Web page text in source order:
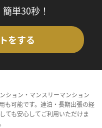
単30秒！
をする
ション・マンスリーマンション
も可能です。連泊・長期出張の経
ても安心してご利用いただけま